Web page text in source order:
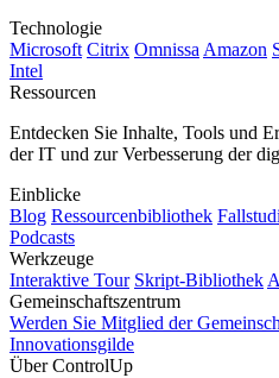
Technologie
Microsoft Citrix Omnissa Amazon
Intel
Ressourcen
Entdecken Sie Inhalte, Tools und
der IT und zur Verbesserung der
Einblicke
Blog Ressourcenbibliothek
Podcasts
Werkzeuge
Interaktive Tour Skript-Bibliothek
Gemeinschaftszentrum
Werden Sie Mitglied der
Innovationsgilde
Über ControlUp